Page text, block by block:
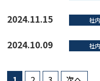
2024.11.15 社
2024.10.09 社